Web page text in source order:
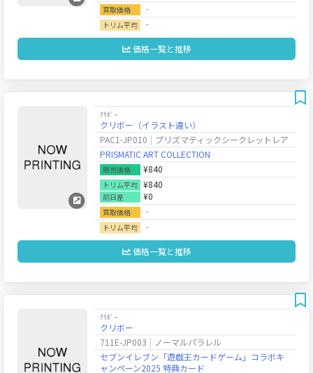
買取価格 ‐
トリム平均 ‐
価格一覧と推移
ｸﾘﾎﾞｰ
クリボー（イラスト違い）
PAC1-JP010
プリズマティックシークレットレア
PRISMATIC ART COLLECTION
販売価格 ¥840
トリム平均 ¥840
前日差 ¥0
買取価格 ‐
トリム平均 ‐
価格一覧と推移
ｸﾘﾎﾞｰ
クリボー
711E-JP003
ノーマルパラレル
セブンイレブン「遊戯王カードゲーム」コラボキ
ャンペーン2025 特典カード